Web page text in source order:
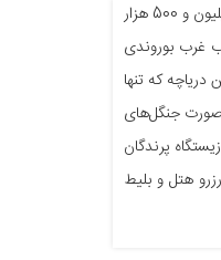
بوروندی کشور کوچکی است که 27 هزار و 830 کیلومتر مربع مساحت دارد. این کشور در مرکز قاره آفریقا قرار دارد و جمعیتی در حدود 3 میلیون و 500 هزار
غرب بوروندی
دریاچه که تنها
صورت جنگل‌های
پرندگان
هتل و بلیط‌